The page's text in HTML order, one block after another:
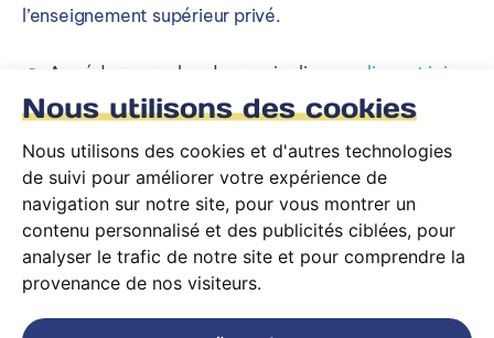
Nous utilisons des cookies
Nous utilisons des cookies et d'autres technologies
de suivi pour améliorer votre expérience de
navigation sur notre site, pour vous montrer un
contenu personnalisé et des publicités ciblées, pour
analyser le trafic de notre site et pour comprendre la
provenance de nos visiteurs.
l’enseignement supérieur privé.
👉 Accéder au replay du premier live en cliquant ici
Observatoire PARCOURS Privé Pré-inscription –
Remplir le formulaire